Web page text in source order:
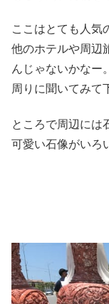
ここはとても人気
他のホテルや周辺
んじゃないかなー
周りに聞いてみて
ところで周辺には
可愛い石像がいろ